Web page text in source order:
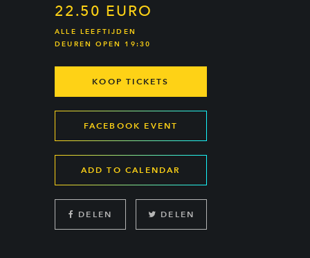
22.50 EURO
ALLE LEEFTIJDEN
DEUREN OPEN 19:30
KOOP TICKETS
FACEBOOK EVENT
ADD TO CALENDAR
DELEN DELEN